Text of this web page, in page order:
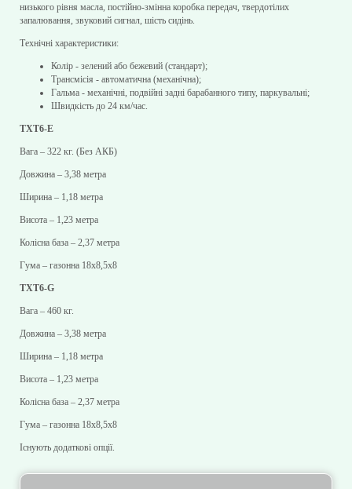
низького рівня масла, постійно-змінна коробка передач, твердотілих
запалювання, звуковий сигнал, шість сидінь.
Технічні характеристики:
Колір - зелений або бежевий (стандарт);
Трансмісія - автоматична (механічна);
Гальма - механічні, подвійні задні барабанного типу, паркувальні;
Швидкість до 24 км/чаc.
TXT6-E
Вага – 322 кг. (Без АКБ)
Довжина – 3,38 метра
Ширина – 1,18 метра
Висота – 1,23 метра
Колісна база – 2,37 метра
Гума – газонна 18х8,5х8
TXT6-G
Вага – 460 кг.
Довжина – 3,38 метра
Ширина – 1,18 метра
Висота – 1,23 метра
Колісна база – 2,37 метра
Гума – газонна 18х8,5х8
Існують додаткові опції.